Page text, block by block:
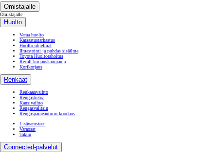
Omistajalle
Omistajalle
Huolto
Varaa huolto
Katsastustarkastus
Huolto-ohjelmat
Ilmastointi ja puhdas sisäilma
Toyota Huoltorahoitus
Recall-korjauskampanja
Korikorjaus
Renkaat
Renkaanvaihto
Rengastietoa
Kausivaihto
Rengasvalitsin
Rengaspaineanturin koodaus
Lisävarusteet
Varaosat
Takuu
Connected-palvelut